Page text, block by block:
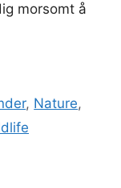
morsomt å
, Nature,